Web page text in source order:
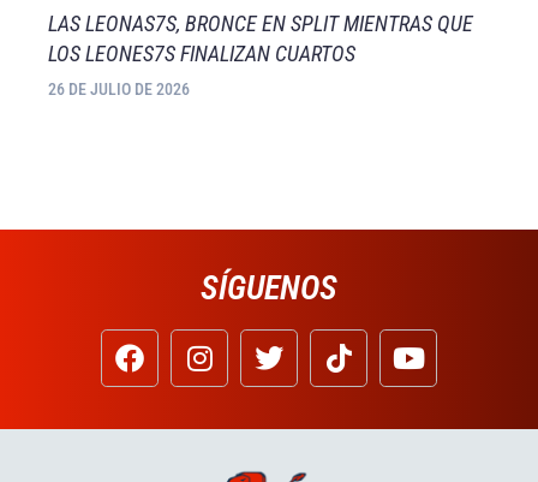
LAS LEONAS7S, BRONCE EN SPLIT MIENTRAS QUE
LOS LEONES7S FINALIZAN CUARTOS
26 DE JULIO DE 2026
SÍGUENOS